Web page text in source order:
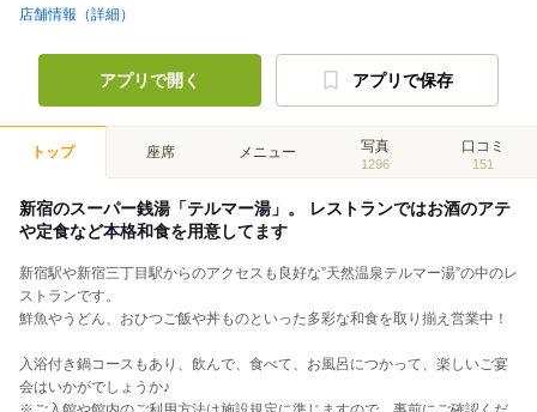
店舗情報（詳細）
アプリで開く アプリで保存
トップ 座席 メニュー 写真
1296
口コミ
151
新宿のスーパー銭湯「テルマー湯」。 レストランではお酒のアテ
や定食など本格和食を用意してます
新宿駅や新宿三丁目駅からのアクセスも良好な”天然温泉テルマー湯”の中のレ
ストランです。
鮮魚やうどん、おひつご飯や丼ものといった多彩な和食を取り揃え営業中！
入浴付き鍋コースもあり、飲んで、食べて、お風呂につかって、楽しいご宴
会はいかがでしょうか♪